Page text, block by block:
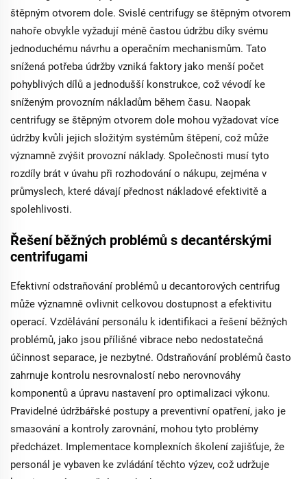
ovládání, což
poskytuje široké
použití. Bezpečnost a
vysoký výkon jsou
zajištěny vícevrstvou
ochranou.
štěpným otvorem dole. Svislé centrifugy se štěpným otvorem
nahoře obvykle vyžadují méně častou údržbu díky svému
jednoduchému návrhu a operačním mechanismům. Tato
snížená potřeba údržby vzniká faktory jako menší počet
pohyblivých dílů a jednodušší konstrukce, což vévodí ke
sníženým provozním nákladům během času. Naopak
centrifugy se štěpným otvorem dole mohou vyžadovat více
údržby kvůli jejich složitým systémům štěpení, což může
významně zvýšit provozní náklady. Společnosti musí tyto
rozdíly brát v úvahu při rozhodování o nákupu, zejména v
průmyslech, které dávají přednost nákladové efektivitě a
spolehlivosti.
Řešení běžných problémů s decantérskými
centrifugami
Efektivní odstraňování problémů u decantorových centrifug
může významně ovlivnit celkovou dostupnost a efektivitu
operací. Vzdělávání personálu k identifikaci a řešení běžných
problémů, jako jsou přílišné vibrace nebo nedostatečná
účinnost separace, je nezbytné. Odstraňování problémů často
zahrnuje kontrolu nesrovnalostí nebo nerovnováhy
komponentů a úpravu nastavení pro optimalizaci výkonu.
Pravidelné údržbářské postupy a preventivní opatření, jako je
smазování a kontroly zarovnání, mohou tyto problémy
předcházet. Implementace komplexních školení zajišťuje, že
personál je vybaven ke zvládání těchto výzev, což udržuje